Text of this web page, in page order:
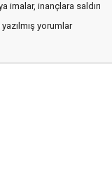
imalar, inançlara saldırı
yorumlar